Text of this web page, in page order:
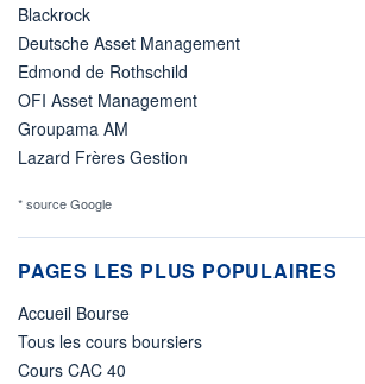
Blackrock
Deutsche Asset Management
Edmond de Rothschild
OFI Asset Management
Groupama AM
Lazard Frères Gestion
* source Google
PAGES LES PLUS POPULAIRES
Accueil Bourse
Tous les cours boursiers
Cours CAC 40